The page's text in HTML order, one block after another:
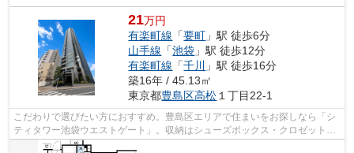
21万円
有楽町線 「要町 」駅 徒歩6分
山手線 「池袋 」駅 徒歩12分
有楽町線 「千川
」駅 徒歩16分
築16年 / 45.13㎡
東京都豊島区高松 １丁目22-1
こだわりで選びたい方におすすめ。豊島区エリアで住まいをお探しなら「シ
ティタワー池袋ウエストゲート」。収納はシューズボックス・クロゼット・
全居室収納など豊富なので、広々と空...